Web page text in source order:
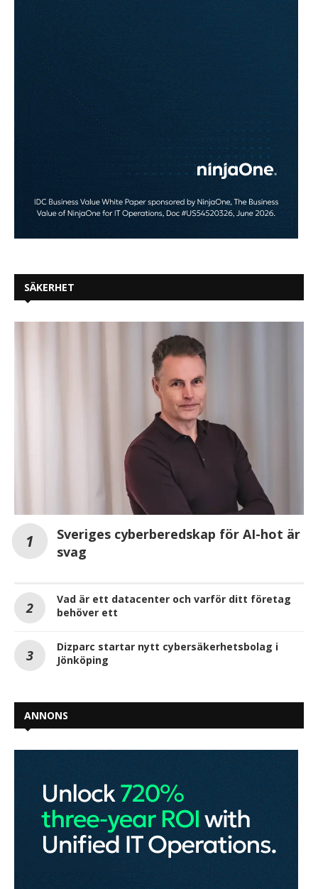
SÄKERHET
Sveriges cyberberedskap för AI-hot är
svag
Vad är ett datacenter och varför ditt företag
behöver ett
Dizparc startar nytt cybersäkerhetsbolag i
Jönköping
ANNONS